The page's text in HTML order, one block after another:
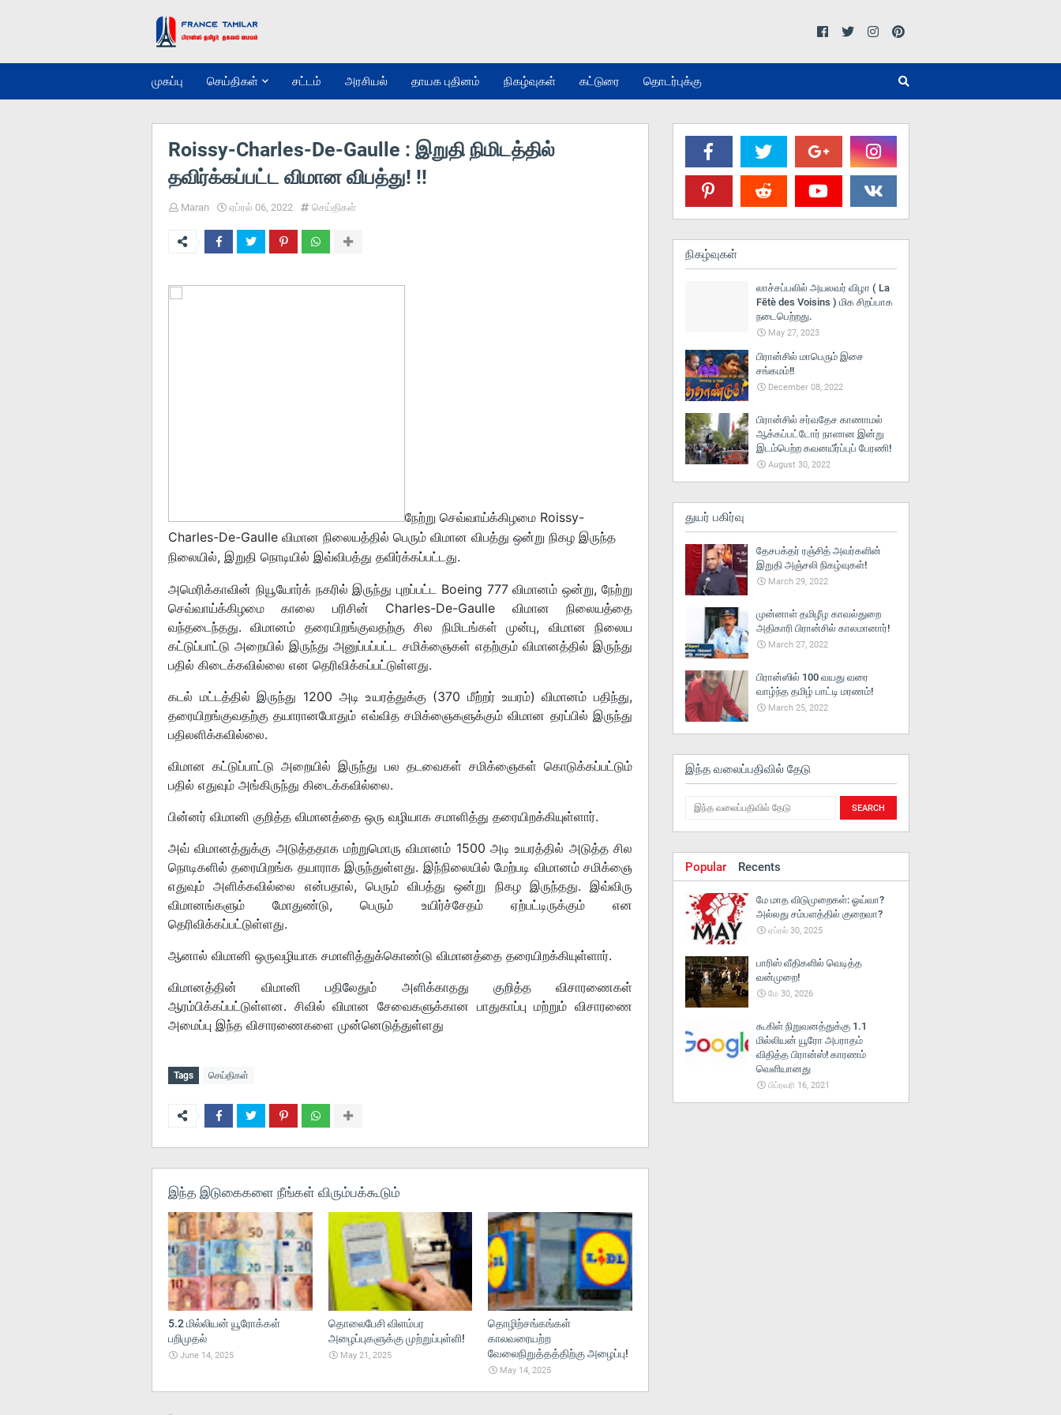
முகப்பு செய்திகள் சட்டம் அரசியல் தாயக புதினம் நிகழ்வுகள் கட்டுரை தொடர்புக்கு
Roissy-Charles-De-Gaulle : இறுதி நிமிடத்தில்
தவிர்க்கப்பட்ட விமான விபத்து! !!
Maran ஏப்ரல் 06, 2022 செய்திகள்
நேற்று செவ்வாய்க்கிழமை Roissy-
Charles-De-Gaulle விமான நிலையத்தில் பெரும் விமான விபத்து ஒன்று நிகழ இருந்த
நிலையில், இறுதி நொடியில் இவ்விபத்து தவிர்க்கப்பட்டது.
அமெரிக்காவின் நியூயோர்க் நகரில் இருந்து புறப்பட்ட Boeing 777 விமானம் ஒன்று, நேற்று
செவ்வாய்க்கிழமை காலை பரிசின் Charles-De-Gaulle விமான நிலையத்தை
வந்தடைந்தது. விமானம் தரையிறங்குவதற்கு சில நிமிடங்கள் முன்பு, விமான நிலைய
கட்டுப்பாட்டு அறையில் இருந்து அனுப்பப்பட்ட சமிக்ஞைகள் எதற்கும் விமானத்தில் இருந்து
பதில் கிடைக்கவில்லை என தெரிவிக்கப்பட்டுள்ளது.
கடல் மட்டத்தில் இருந்து 1200 அடி உயரத்துக்கு (370 மீற்றர் உயரம்) விமானம் பதிந்து,
தரையிறங்குவதற்கு தயாரானபோதும் எவ்வித சமிக்ஞைகளுக்கும் விமான தரப்பில் இருந்து
பதிலளிக்கவில்லை.
விமான கட்டுப்பாட்டு அறையில் இருந்து பல தடவைகள் சமிக்ஞைகள் கொடுக்கப்பட்டும்
பதில் எதுவும் அங்கிருந்து கிடைக்கவில்லை.
பின்னர் விமானி குறித்த விமானத்தை ஒரு வழியாக சமாளித்து தரையிறக்கியுள்ளார்.
அவ் விமானத்துக்கு அடுத்ததாக மற்றுமொரு விமானம் 1500 அடி உயரத்தில் அடுத்த சில
நொடிகளில் தரையிறங்க தயாராக இருந்துள்ளது. இந்நிலையில் மேற்படி விமானம் சமிக்ஞை
எதுவும் அளிக்கவில்லை என்பதால், பெரும் விபத்து ஒன்று நிகழ இருந்தது. இவ்விரு
விமானங்களும் மோதுண்டு, பெரும் உயிர்ச்சேதம் ஏற்பட்டிருக்கும் என
தெரிவிக்கப்பட்டுள்ளது.
ஆனால் விமானி ஒருவழியாக சமாளித்துக்கொண்டு விமானத்தை தரையிறக்கியுள்ளார்.
விமானத்தின் விமானி பதிலேதும் அளிக்காதது குறித்த விசாரணைகள்
ஆரம்பிக்கப்பட்டுள்ளன. சிவில் விமான சேவைகளுக்கான பாதுகாப்பு மற்றும் விசாரணை
அமைப்பு இந்த விசாரணைகளை முன்னெடுத்துள்ளது
Tags செய்திகள்
இந்த இடுகைகளை நீங்கள் விரும்பக்கூடும்
5.2 மில்லியன் யூரோக்கள்
பறிமுதல்
June 14, 2025
தொலைபேசி விளம்பர
அழைப்புகளுக்கு முற்றுப்புள்ளி!
May 21, 2025
தொழிற்சங்கங்கள்
காலவரையற்ற
வேலைநிறுத்தத்திற்கு அழைப்பு!
May 14, 2025
நிகழ்வுகள்
லாச்சப்பலில் அயலவர் விழா ( La
Fētè des Voisins ) மிக சிறப்பாக
நடைபெற்றது.
May 27, 2023
பிரான்சில் மாபெரும் இசை
சங்கமம்!!
December 08, 2022
பிரான்சில் சர்வதேச காணாமல்
ஆக்கப்பட்டோர் நாளான இன்று
இடம்பெற்ற கவனயீர்ப்புப் பேரணி!
August 30, 2022
துயர் பகிர்வு
தேசபக்தர் ரஞ்சித் அவர்களின்
இறுதி அஞ்சலி நிகழ்வுகள்!
March 29, 2022
முன்னாள் தமிழீழ காவல்துறை
அதிகாரி பிரான்சில் காலமானார்!
March 27, 2022
பிரான்ஸில் 100 வயது வரை
வாழ்ந்த தமிழ் பாட்டி மரணம்!
March 25, 2022
இந்த வலைப்பதிவில் தேடு
Popular Recents
மே மாத விடுமுறைகள்: ஓய்வா?
அல்லது சம்பளத்தில் குறைவா?
ஏப்ரல் 30, 2025
பாரிஸ் வீதிகளில் வெடித்த
வன்முறை!
மே 30, 2026
கூகிள் நிறுவனத்துக்கு 1.1
மில்லியன் யூரோ அபராதம்
விதித்த பிரான்ஸ்! காரணம்
வெளியானது
பிப்ரவரி 16, 2021